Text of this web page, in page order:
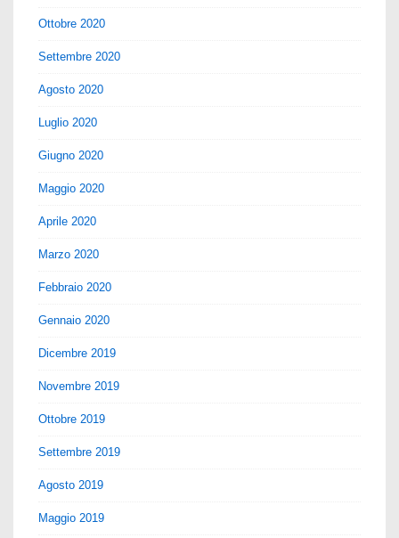
Ottobre 2020
Settembre 2020
Agosto 2020
Luglio 2020
Giugno 2020
Maggio 2020
Aprile 2020
Marzo 2020
Febbraio 2020
Gennaio 2020
Dicembre 2019
Novembre 2019
Ottobre 2019
Settembre 2019
Agosto 2019
Maggio 2019